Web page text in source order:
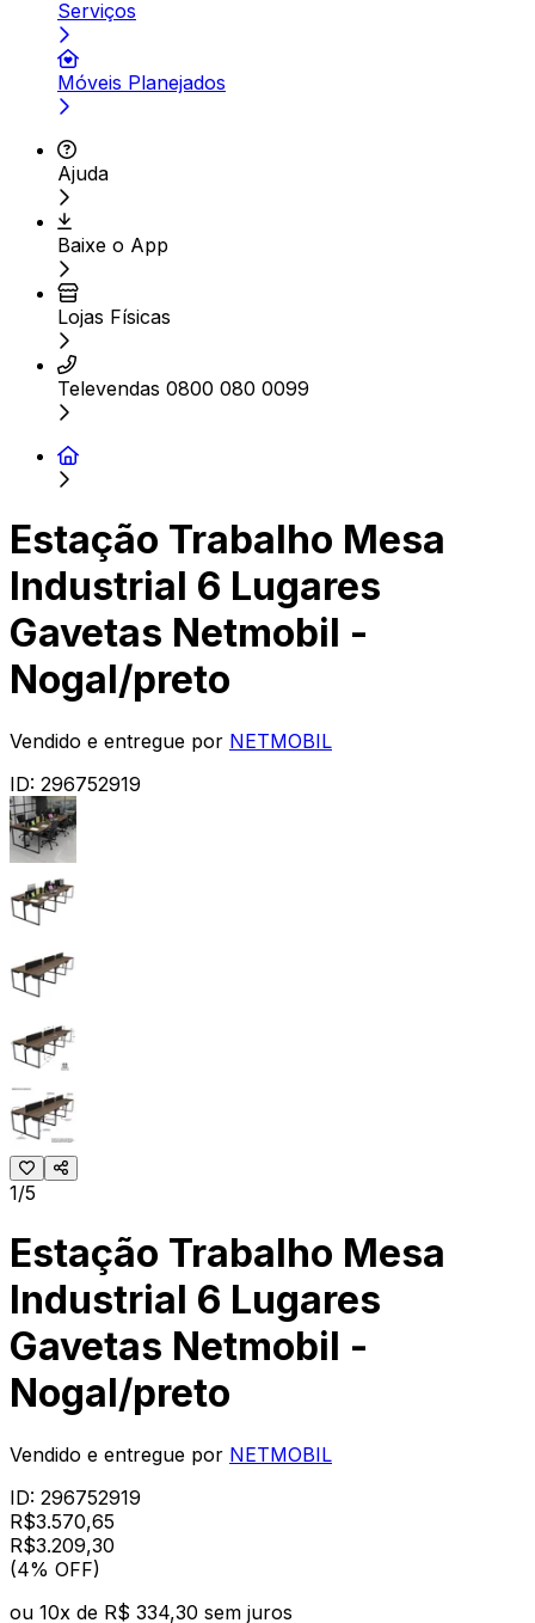
Serviços
Móveis Planejados
Ajuda
Baixe o App
Lojas Físicas
Televendas 0800 080 0099
Estação Trabalho Mesa
Industrial 6 Lugares
Gavetas Netmobil -
Nogal/preto
Vendido e entregue por NETMOBIL
ID: 296752919
1/5
Estação Trabalho Mesa
Industrial 6 Lugares
Gavetas Netmobil -
Nogal/preto
Vendido e entregue por NETMOBIL
ID: 296752919
R$3.570,65
R$3.209,30
(4% OFF)
ou 10x de R$ 334,30 sem juros